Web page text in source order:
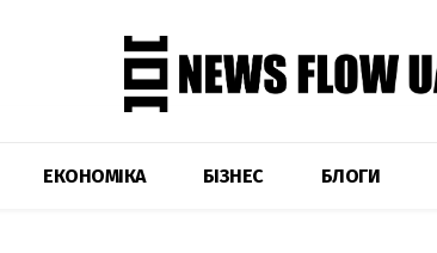
ЕКОНОМІКА БІЗНЕС БЛОГИ